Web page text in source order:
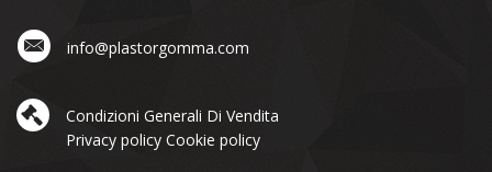
info@plastorgomma.com
Condizioni Generali Di Vendita
Privacy policy Cookie policy